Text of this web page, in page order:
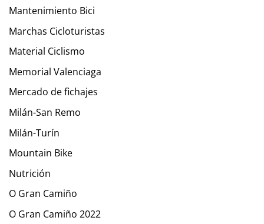
Mantenimiento Bici
Marchas Cicloturistas
Material Ciclismo
Memorial Valenciaga
Mercado de fichajes
Milán-San Remo
Milán-Turín
Mountain Bike
Nutrición
O Gran Camiño
O Gran Camiño 2022